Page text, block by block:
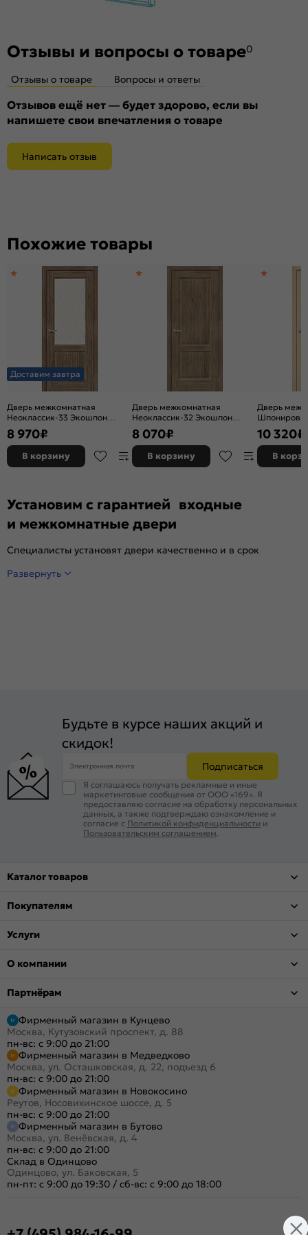
Отзывы и вопросы о товаре0
Отзывы о товаре Вопросы и ответы
Отзывов ещё нет — будет здорово, если вы
напишете свои впечатления о товаре
Написать отзыв
Похожие товары
Доставим завтра
Дверь межкомнатная
Неоклассик-33 Экошпон
Original Oak, остекленная,
white сrystal, кромка нет,
филенчатая
8 970₽
В корзину
Дверь межкомнатная
Неоклассик-32 Экошпон
Original Oak, глухая, кромка
нет, филенчатая
8 070₽
В корзину
Дверь
щитовая
10 320₽
В
Установим с гарантией входные
и межкомнатные двери
Специалисты установят двери качественно и в срок
Развернуть
Будьте в курсе наших акций и
скидок!
Электронная почта Подписаться
Я соглашаюсь получать рекламные и иные
маркетинговые сообщения от ООО «169». Я
предоставляю согласие на обработку персональных
данных, а также подтверждаю ознакомление и
согласие с Политикой конфиденциальности и
Пользовательским соглашением
Каталог товаров
Покупателям
Услуги
О компании
Партнёрам
Фирменный магазин в Кунцево
Москва, Кутузовский проспект, д. 88
пн-вс: с 9:00 до 21:00
Фирменный магазин в Медведково
Москва, ул. Осташковская, д. 22, подъезд 6
пн-вс: с 9:00 до 21:00
Фирменный магазин в Новокосино
Реутов, Носовихинское шоссе, д. 5
пн-вс: с 9:00 до 21:00
Фирменный магазин в Бутово
Москва, ул. Венёвская, д. 4
пн-вс: с 9:00 до 21:00
Склад в Одинцово
Одинцово, ул. Баковская, 5
пн-пт: с 9:00 до 19:30 / сб-вс: с 9:00 до 18:00